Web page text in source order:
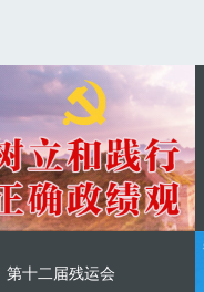
第十二届残运会